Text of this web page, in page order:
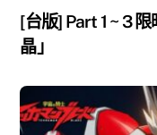
[台版] Part 1 ~ 3
晶」